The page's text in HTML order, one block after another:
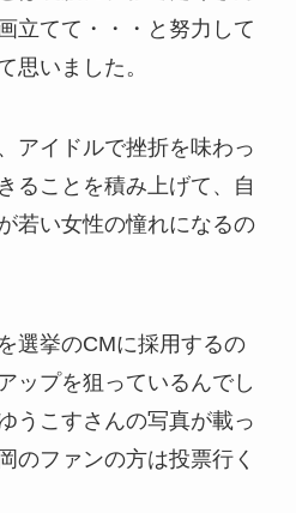
立てて・・・と努力して
思いました。
アイドルで挫折を味わっ
ることを積み上げて、自
若い女性の憧れになるの
選挙のCMに採用するの
ップを狙っているんでし
うこすさんの写真が載っ
のファンの方は投票行く